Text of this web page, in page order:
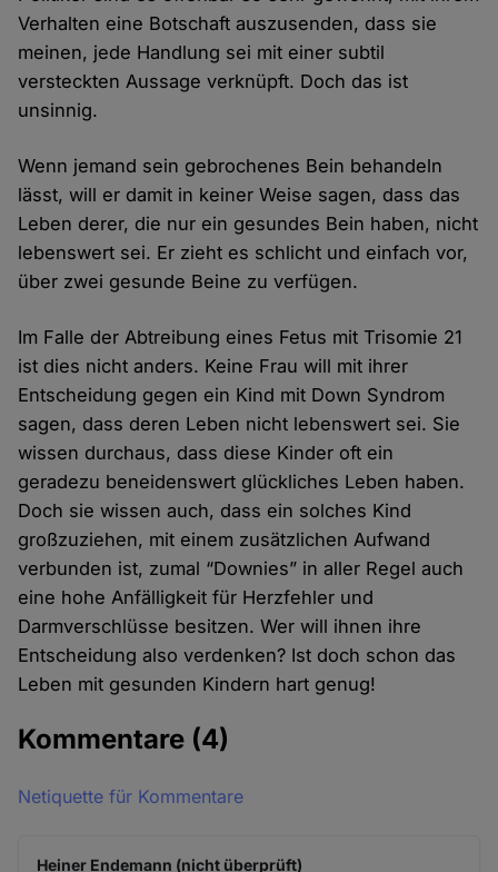
Verhalten eine Botschaft auszusenden, dass sie
meinen, jede Handlung sei mit einer subtil
versteckten Aussage verknüpft. Doch das ist
unsinnig.
Wenn jemand sein gebrochenes Bein behandeln
lässt, will er damit in keiner Weise sagen, dass das
Leben derer, die nur ein gesundes Bein haben, nicht
lebenswert sei. Er zieht es schlicht und einfach vor,
über zwei gesunde Beine zu verfügen.
Im Falle der Abtreibung eines Fetus mit Trisomie 21
ist dies nicht anders. Keine Frau will mit ihrer
Entscheidung gegen ein Kind mit Down Syndrom
sagen, dass deren Leben nicht lebenswert sei. Sie
wissen durchaus, dass diese Kinder oft ein
geradezu beneidenswert glückliches Leben haben.
Doch sie wissen auch, dass ein solches Kind
großzuziehen, mit einem zusätzlichen Aufwand
verbunden ist, zumal “Downies” in aller Regel auch
eine hohe Anfälligkeit für Herzfehler und
Darmverschlüsse besitzen. Wer will ihnen ihre
Entscheidung also verdenken? Ist doch schon das
Leben mit gesunden Kindern hart genug!
Kommentare (4)
Netiquette für Kommentare
Heiner Endemann (nicht überprüft)